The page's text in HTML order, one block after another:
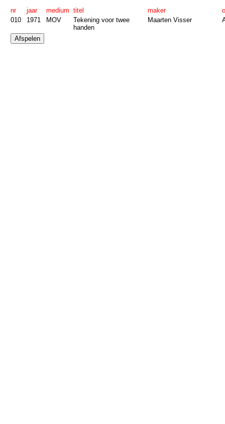
nr jaar medium titel maker
010
1971 MOV
Tekening voor twee
handen
Maarten Visser